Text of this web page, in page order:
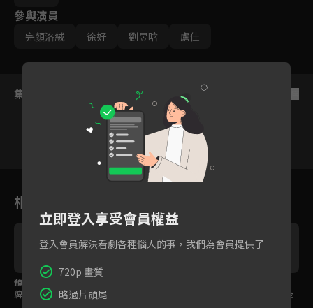
參與演員
完顏洛絨 徐好 劉昱晗 盧佳
集數列表
13 14 15
相關花絮
預告：頂流作家愛上金
牌少主，就此展開爆笑
用？最新撩人三等級全
立即登入享受會員權益
登入會員解決看劇各種惱人的事，我們為會員提供了
720p 畫質
略過片頭尾